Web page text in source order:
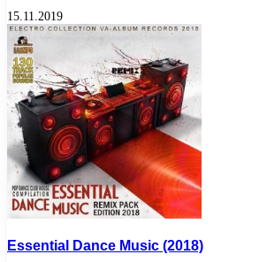
15.11.2019
Essential Dance Music (2018)